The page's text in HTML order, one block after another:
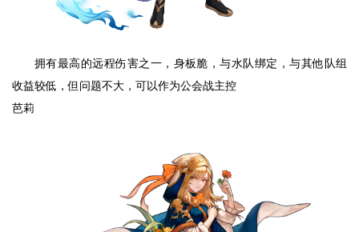
拥有最高的远程伤害之一，身板脆，与水队绑定，与其他队组
收益较低，但问题不大，可以作为公会战主控
芭莉